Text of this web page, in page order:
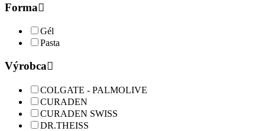
Forma
Gél
Pasta
Výrobca
COLGATE - PALMOLIVE
CURADEN
CURADEN SWISS
DR.THEISS